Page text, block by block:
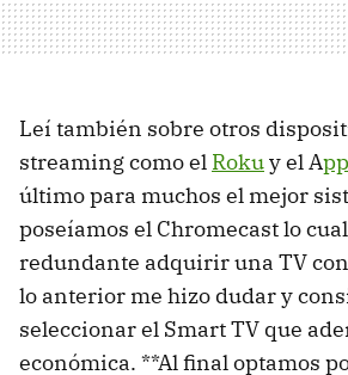
Leí también sobre otros
streaming como el Rokuy el A
último para muchos el mejor
poseíamos el Chromecast lo
redundante adquirir una TV
lo anterior me hizo dudar y
seleccionar el Smart TV que
económica. **Al final optamos